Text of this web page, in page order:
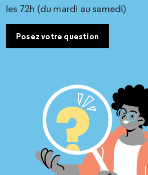
les 72h (du mardi au samedi)
Posez votre question